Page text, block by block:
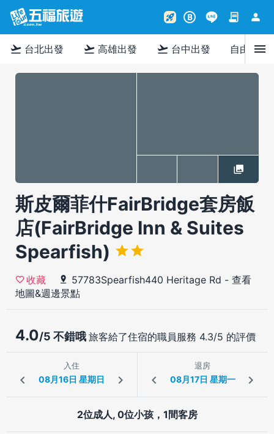
rocket_launch B contract person
flight_takeoff 台北出發 flight_takeoff 高雄出發 flight_takeoff 台中出發 自由行menu
斯皮爾菲什FairBridge套房飯
店(FairBridge Inn & Suites
Spearfish)
收藏 57783Spearfish440 Heritage Rd - 查看
地圖&週邊景點
4.0/5 不錯哦 旅客給了住宿的職員服務 4.3/5 的評價
入住 退房
2位成人, 0位小孩，1間客房